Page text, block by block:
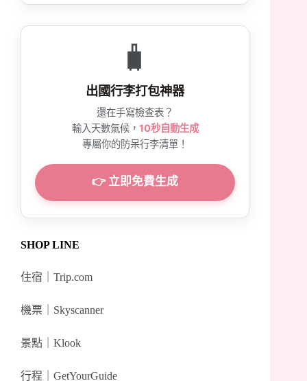
🧳
出國行李打包神器
還在手寫檢查表？
輸入天數氣候， 10秒自動生成
專屬你的防呆行李清單！
👉 立即免費生成
SHOP LINE
住宿｜ Trip.com
機票｜ Skyscanner
景點｜ Klook
行程｜ GetYourGuide